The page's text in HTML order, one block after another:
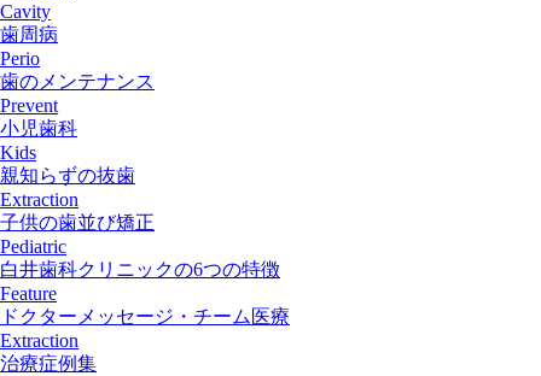
Cavity
歯周病
Perio
歯のメンテナンス
Prevent
小児歯科
Kids
親知らずの抜歯
Extraction
子供の歯並び矯正
Pediatric
白井歯科クリニックの6つの特徴
Feature
ドクターメッセージ・チーム医療
Extraction
治療症例集